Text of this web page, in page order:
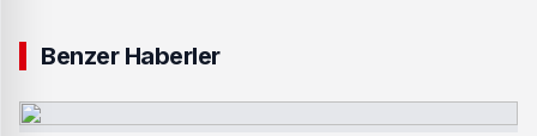
Benzer Haberler